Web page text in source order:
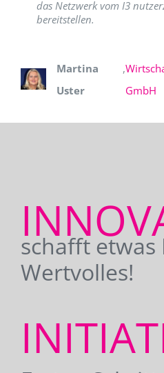
das Netzwerk vom I3
bereitstellen.
Martina
Uster
,
GmbH
schafft etwas
Wertvolles!